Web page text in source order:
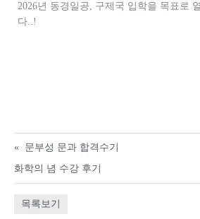
2026년 동경일공, 구제국 입학을 목표로
다..!
« 문부성 문과 합격수기
화학의 념 수강 후기
목록보기